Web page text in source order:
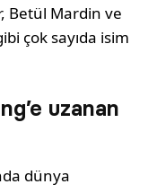
Betül Mardin ve
çok sayıda isim
uzanan
dünya